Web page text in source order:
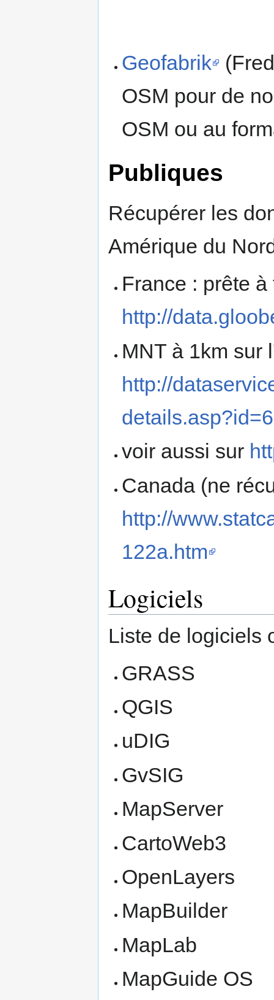
Geofabrik
OSM pour de
OSM ou au
Publiques
Récupérer les
Amérique du
France : prête
http://
MNT à 1km sur
http://
voir aussi sur
Canada (ne
http://
122a.htm
Logiciels
Liste de logiciels
GRASS
QGIS
uDIG
GvSIG
MapServer
CartoWeb3
OpenLayers
MapBuilder
MapLab
MapGuide OS